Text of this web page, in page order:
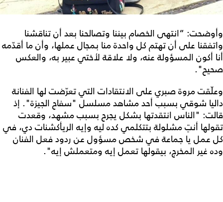
وأوضحت: “انتهى الخصام بيننا وتصالحنا بعد أن تناقشنا
واتفقنا على أن تهتم كل واحدة منا بمجال عملها، وأن ما أقدّمه
أنا أكون المسؤولة عنه، ولا علاقة لأختي عبير به، والعكس
صحيح".
وعلّقت مروة صبري على الانتقادات التي تعرّضت لها الفنانة
داليا شوقي بسبب أحد مشاهد مسلسل "سفاح الجيزة". إذ
قالت: "الناس انتقدتها بشكل يجرح بسبب مشهد، وقعدت
تقولها أنتِ مشلولة بتتكلمي كده ليه وإيه الريأكشنات دي، في
كل عمل يا جماعة في شخص مسؤول عن ردود فعل الفنان
وده غير المخرج، بيقولها تعمل إيه ومتعملش إيه".